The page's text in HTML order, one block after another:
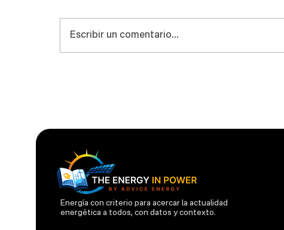
Escribir un comentario...
Energía con criterio para acercar la actualidad
energética a todos, con datos y contexto.